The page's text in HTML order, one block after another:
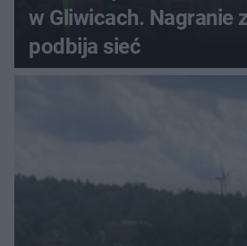
w Gliwicach. Nagranie
podbija sieć